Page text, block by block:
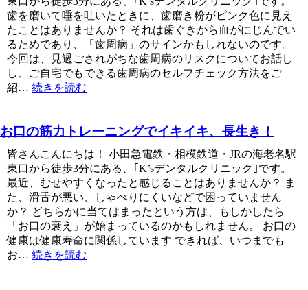
歯を磨いて唾を吐いたときに、歯磨き粉がピンク色に見え
たことはありませんか？ それは歯ぐきから血がにじんでい
るためであり、「歯周病」のサインかもしれないのです。
今回は、見過ごされがちな歯周病のリスクについてお話し
し、ご自宅でもできる歯周病のセルフチェック方法をご
紹… 続きを読む
お口の筋力トレーニングでイキイキ、長生き！
皆さんこんにちは！ 小田急電鉄・相模鉄道・JRの海老名駅
東口から徒歩3分にある、｢K’sデンタルクリニック｣です。
最近、むせやすくなったと感じることはありませんか？ ま
た、滑舌が悪い、しゃべりにくいなどで困っていません
か？ どちらかに当てはまったという方は、もしかしたら
「お口の衰え」が始まっているのかもしれません。 お口の
健康は健康寿命に関係しています できれば、いつまでも
お… 続きを読む